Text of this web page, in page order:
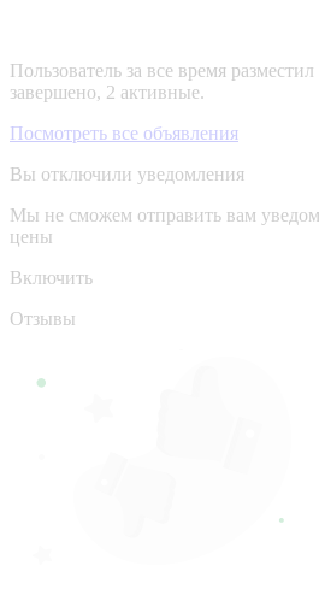
Пользователь за все время
завершено, 2 активные.
Посмотреть все объявления
Вы отключили уведомления
Мы не сможем отправить вам
цены
Включить
Отзывы